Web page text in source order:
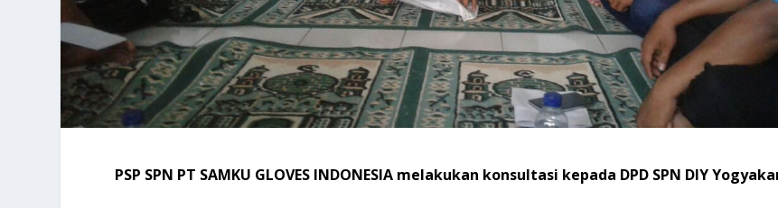
PSP SPN PT SAMKU GLOVES INDONESIA melakukan konsultasi kepada DPD SPN DIY